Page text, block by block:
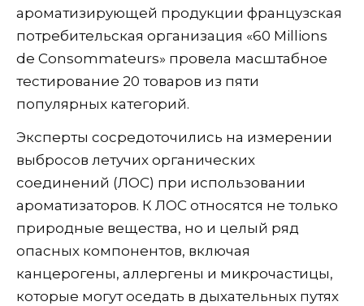
ароматизирующей продукции французская
потребительская организация «60 Millions
de Consommateurs» провела масштабное
тестирование 20 товаров из пяти
популярных категорий.
Эксперты сосредоточились на измерении
выбросов летучих органических
соединений (ЛОС) при использовании
ароматизаторов. К ЛОС относятся не только
природные вещества, но и целый ряд
опасных компонентов, включая
канцерогены, аллергены и микрочастицы,
которые могут оседать в дыхательных путях